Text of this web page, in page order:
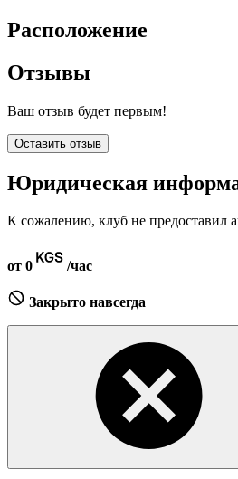
Расположение
Отзывы
Ваш отзыв будет первым!
Оставить отзыв
Юридическая
К сожалению, клуб не предоставил
от 0 /час
Закрыто навсегда